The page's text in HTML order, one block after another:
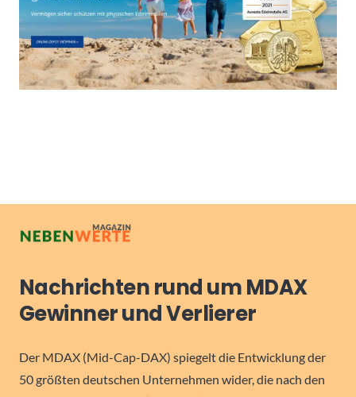
Nachrichten rund um MDAX
Gewinner und Verlierer
Der MDAX (Mid-Cap-DAX) spiegelt die Entwicklung der
50 größten deutschen Unternehmen wider, die nach den